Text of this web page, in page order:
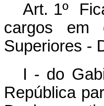
Art. 1º
cargos em
Superiores -
I - do
República